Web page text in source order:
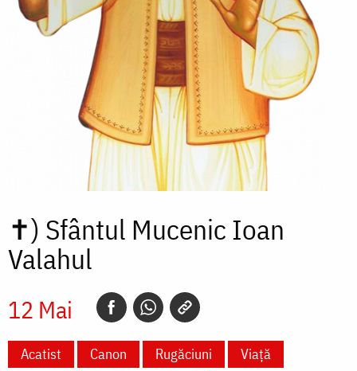
✝) Sfântul Mucenic Ioan
Valahul
12 Mai
Acatist Canon Rugăciuni
Viață